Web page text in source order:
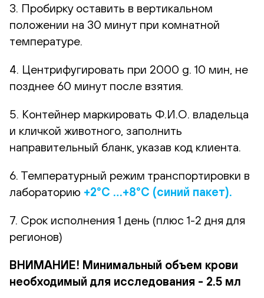
3. Пробирку оставить в вертикальном
положении на 30 минут при комнатной
температуре.
4. Центрифугировать при 2000 g. 10 мин, не
позднее 60 минут после взятия.
5. Контейнер маркировать Ф.И.О. владельца
и кличкой животного, заполнить
направительный бланк, указав код клиента.
6. Температурный режим транспортировки в
лабораторию +2°С …+8°С (синий пакет).
7. Срок исполнения 1 день (плюс 1-2 дня для
регионов)
ВНИМАНИЕ! Минимальный объем крови
необходимый для исследования - 2.5 мл